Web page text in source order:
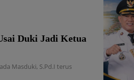
Duki Jadi Ketua
Masduki, S.Pd.I terus